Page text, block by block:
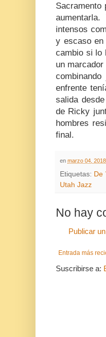
intensos
y escaso en
cambio si lo
un
enfrente
salida
de Ricky
hombres
final.
en marzo 04, 2018
Etiquetas: De
Utah Jazz
No hay
Publicar
Entrada más
Suscribirse a: